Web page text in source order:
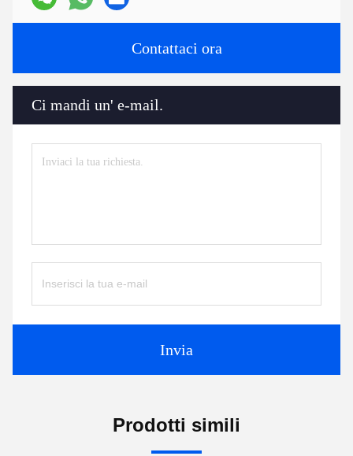
Contattaci ora
Ci mandi un' e-mail.
Invia
Prodotti simili